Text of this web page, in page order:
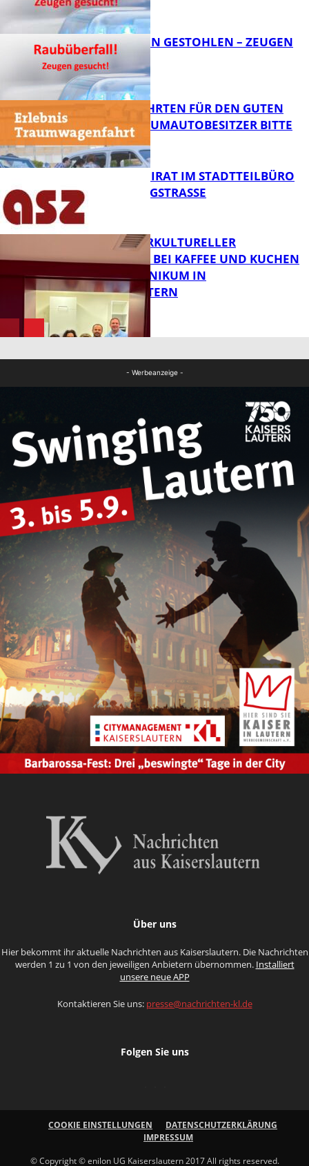
FB News
TEURE KETTEN GESTOHLEN – ZEUGEN
GESUCHT!
FB News
SPENDENFAHRTEN FÜR DEN GUTEN
ZWECK – TRAUMAUTOBESITZER BITTE
MELDEN!
FB News
SENIORENBEIRAT IM STADTTEILBÜRO
IN DER KÖNIGSTRASSE
NEUER INTERKULTURELLER
TREFFPUNKT BEI KAFFEE UND KUCHEN
IM PFALZKLINIKUM IN
KAISERSLAUTERN
- Werbeanzeige -
Über uns
Hier bekommt ihr aktuelle Nachrichten aus Kaiserslautern. Die Nachrichten
werden 1 zu 1 von den jeweiligen Anbietern übernommen. Installiert
unsere neue APP
Kontaktieren Sie uns: presse@nachrichten-kl.de
Folgen Sie uns
COOKIE EINSTELLUNGEN
DATENSCHUTZERKLÄRUNG
IMPRESSUM
© Copyright © enilon UG Kaiserslautern 2017 All rights reserved.